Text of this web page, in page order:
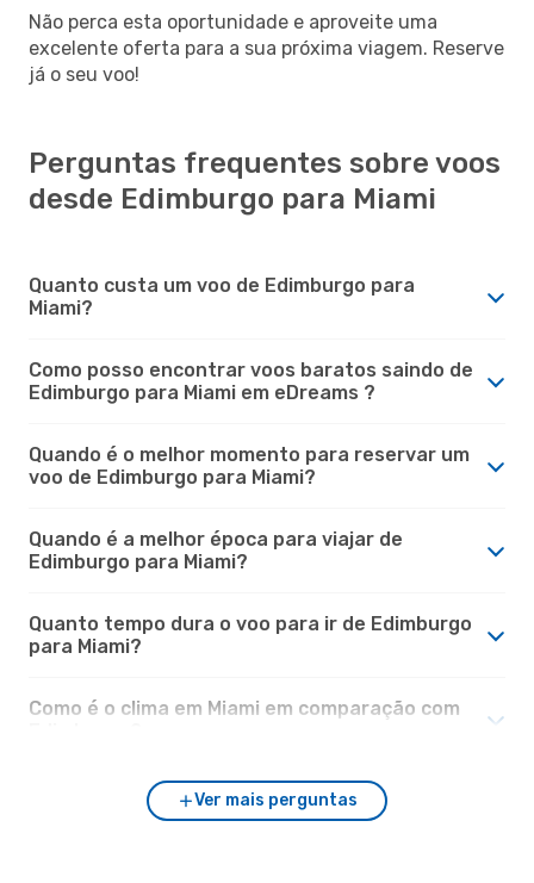
Não perca esta oportunidade e aproveite uma
excelente oferta para a sua próxima viagem. Reserve
já o seu voo!
Perguntas frequentes sobre voos
desde Edimburgo para Miami
Quanto custa um voo de Edimburgo para
Miami?
Como posso encontrar voos baratos saindo de
Edimburgo para Miami em eDreams ?
Quando é o melhor momento para reservar um
voo de Edimburgo para Miami?
Quando é a melhor época para viajar de
Edimburgo para Miami?
Quanto tempo dura o voo para ir de Edimburgo
para Miami?
Como é o clima em Miami em comparação com
Ver mais perguntas